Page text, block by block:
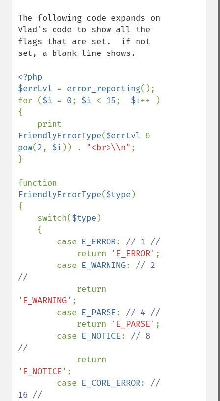
The following code expands on
Vlad's code to show all the
flags that are set.  if not
set, a blank line shows.
<?php
$errLvl = error_reporting();
for ($i = 0; $i < 15; $i++ )
{
FriendlyErrorType($errLvl
pow(2, $i )) . "<br>\\n" ;
}
FriendlyErrorType($type )
{
    switch(
$type )
        case
E_ERROR: // 1 //
return
'E_ERROR' ;
        case
E_WARNING: // 2
//
'E_WARNING' ;
        case
E_PARSE: // 4 //
return
'E_PARSE' ;
        case
E_NOTICE: // 8
//
'E_NOTICE' ;
        case
E_CORE_ERROR: //
16 //